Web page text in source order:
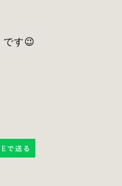
です😉